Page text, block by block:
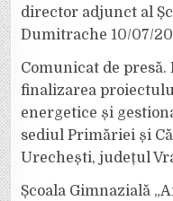
director adjunct al
Dumitrache 10/07/
Comunicat de
finalizarea
energetice și
sediul Primăriei și
Urechești, județul
Școala Gimnazială